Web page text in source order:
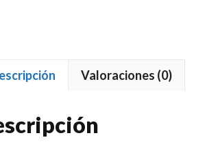
Valoraciones (0)